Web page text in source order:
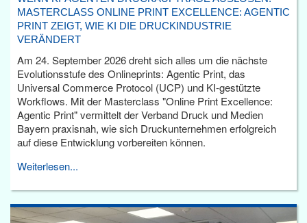
MASTERCLASS ONLINE PRINT EXCELLENCE: AGENTIC
PRINT ZEIGT, WIE KI DIE DRUCKINDUSTRIE
VERÄNDERT
Am 24. September 2026 dreht sich alles um die nächste
Evolutionsstufe des Onlineprints: Agentic Print, das
Universal Commerce Protocol (UCP) und KI-gestützte
Workflows. Mit der Masterclass "Online Print Excellence:
Agentic Print" vermittelt der Verband Druck und Medien
Bayern praxisnah, wie sich Druckunternehmen erfolgreich
auf diese Entwicklung vorbereiten können.
Weiterlesen...